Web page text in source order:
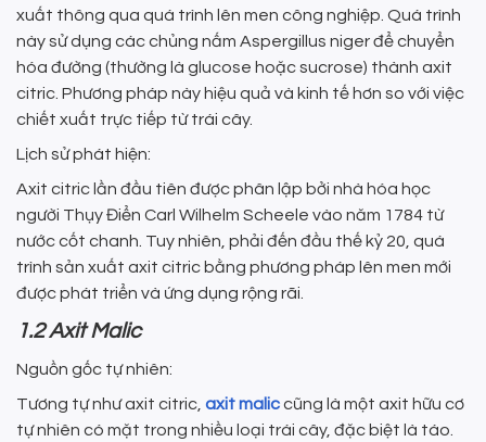
xuất thông qua quá trình lên men công nghiệp. Quá trình
này sử dụng các chủng nấm Aspergillus niger để chuyển
hóa đường (thường là glucose hoặc sucrose) thành axit
citric. Phương pháp này hiệu quả và kinh tế hơn so với việc
chiết xuất trực tiếp từ trái cây.
Lịch sử phát hiện:
Axit citric lần đầu tiên được phân lập bởi nhà hóa học
người Thụy Điển Carl Wilhelm Scheele vào năm 1784 từ
nước cốt chanh. Tuy nhiên, phải đến đầu thế kỷ 20, quá
trình sản xuất axit citric bằng phương pháp lên men mới
được phát triển và ứng dụng rộng rãi.
1.2 Axit Malic
Nguồn gốc tự nhiên:
Tương tự như axit citric, axit maliccũng là một axit hữu cơ
tự nhiên có mặt trong nhiều loại trái cây, đặc biệt là táo.